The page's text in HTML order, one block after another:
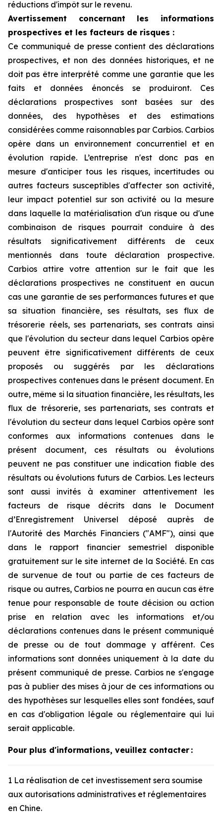
réductions d'impôt sur le revenu.
Avertissement concernant les informations
prospectives et les facteurs de risques :
Ce communiqué de presse contient des déclarations
prospectives, et non des données historiques, et ne
doit pas être interprété comme une garantie que les
faits et données énoncés se produiront. Ces
déclarations prospectives sont basées sur des
données, des hypothèses et des estimations
considérées comme raisonnables par Carbios. Carbios
opère dans un environnement concurrentiel et en
évolution rapide. L’entreprise n'est donc pas en
mesure d'anticiper tous les risques, incertitudes ou
autres facteurs susceptibles d'affecter son activité,
leur impact potentiel sur son activité ou la mesure
dans laquelle la matérialisation d'un risque ou d'une
combinaison de risques pourrait conduire à des
résultats significativement différents de ceux
mentionnés dans toute déclaration prospective.
Carbios attire votre attention sur le fait que les
déclarations prospectives ne constituent en aucun
cas une garantie de ses performances futures et que
sa situation financière, ses résultats, ses flux de
trésorerie réels, ses partenariats, ses contrats ainsi
que l'évolution du secteur dans lequel Carbios opère
peuvent être significativement différents de ceux
proposés ou suggérés par les déclarations
prospectives contenues dans le présent document. En
outre, même si la situation financière, les résultats, les
flux de trésorerie, ses partenariats, ses contrats et
l'évolution du secteur dans lequel Carbios opère sont
conformes aux informations contenues dans le
présent document, ces résultats ou évolutions
peuvent ne pas constituer une indication fiable des
résultats ou évolutions futurs de Carbios. Les lecteurs
sont aussi invités à examiner attentivement les
facteurs de risque décrits dans le Document
d’Enregistrement Universel déposé auprès de
l'Autorité des Marchés Financiers ("AMF"), ainsi que
dans le rapport financier semestriel disponible
gratuitement sur le site internet de la Société. En cas
de survenue de tout ou partie de ces facteurs de
risque ou autres, Carbios ne pourra en aucun cas être
tenue pour responsable de toute décision ou action
prise en relation avec les informations et/ou
déclarations contenues dans le présent communiqué
de presse ou de tout dommage y afférent. Ces
informations sont données uniquement à la date du
présent communiqué de presse. Carbios ne s'engage
pas à publier des mises à jour de ces informations ou
des hypothèses sur lesquelles elles sont fondées, sauf
en cas d'obligation légale ou réglementaire qui lui
serait applicable.
Pour plus d'informations, veuillez contacter :
1 La réalisation de cet investissement sera soumise
aux autorisations administratives et réglementaires
en Chine.